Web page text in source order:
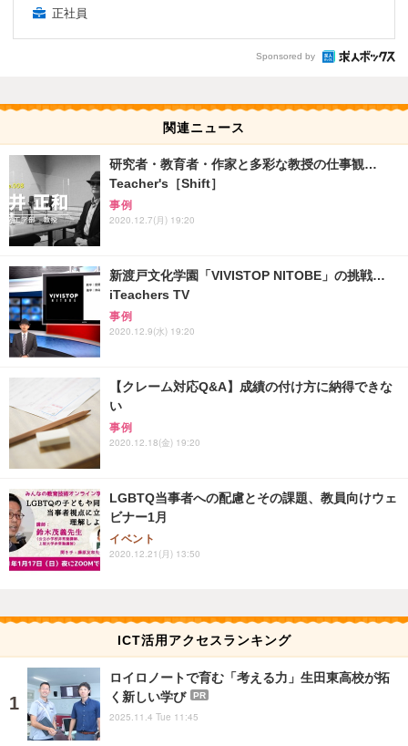
正社員
Sponsored by
関連ニュース
研究者・教育者・作家と多彩な教授の仕事観…
Teacher's［Shift］
事例
2020.12.7(月) 19:20
新渡戸文化学園「VIVISTOP NITOBE」の挑戦…
iTeachers TV
事例
2020.12.9(水) 19:20
【クレーム対応Q&A】成績の付け方に納得できな
い
事例
2020.12.18(金) 19:20
LGBTQ当事者への配慮とその課題、教員向けウェ
ビナー1月
イベント
2020.12.21(月) 13:50
ICT活用アクセスランキング
ロイロノートで育む「考える力」生田東高校が拓
く新しい学び
PR
2025.11.4 Tue 11:45